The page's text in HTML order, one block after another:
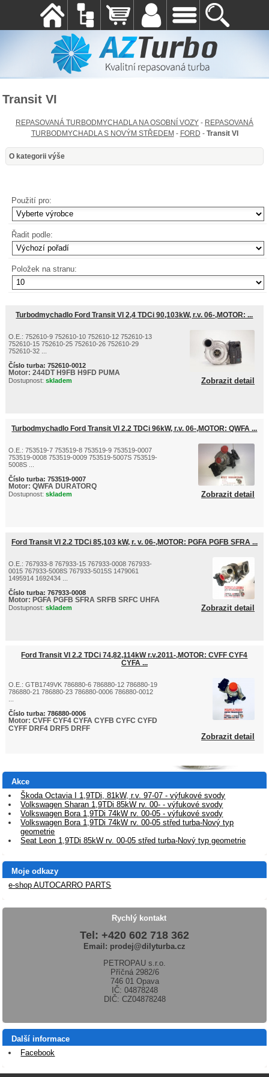
Transit VI
REPASOVANÁ TURBODMYCHADLA NA OSOBNÍ VOZY - REPASOVANÁ
TURBODMYCHADLA S NOVÝM STŘEDEM - FORD - Transit VI
O kategorii výše
Použití pro:
Řadit podle:
Položek na stranu:
Turbodmychadlo Ford Transit VI 2,4 TDCi 90,103kW, r.v. 06-,MOTOR: ...
O.E.: 752610-9 752610-10 752610-12 752610-13
752610-15 752610-25 752610-26 752610-29
752610-32 ...
Číslo turba: 752610-0012
Motor: 244DT H9FB H9FD PUMA
Dostupnost: skladem Zobrazit detail
Turbodmychadlo Ford Transit VI 2.2 TDCi 96kW, r.v. 06-,MOTOR: QWFA ...
O.E.: 753519-7 753519-8 753519-9 753519-0007
753519-0008 753519-0009 753519-5007S 753519-
5008S ...
Číslo turba: 753519-0007
Motor: QWFA DURATORQ
Dostupnost: skladem Zobrazit detail
Ford Transit VI 2.2 TDCi 85,103 kW, r. v. 06-,MOTOR: PGFA PGFB SFRA ...
O.E.: 767933-8 767933-15 767933-0008 767933-
0015 767933-5008S 767933-5015S 1479061
1495914 1692434 ...
Číslo turba: 767933-0008
Motor: PGFA PGFB SFRA SRFB SRFC UHFA
Dostupnost: skladem Zobrazit detail
Ford Transit VI 2.2 TDCi 74,82,114kW r.v.2011-,MOTOR: CVFF CYF4
CYFA ...
O.E.: GTB1749VK 786880-6 786880-12 786880-19
786880-21 786880-23 786880-0006 786880-0012
Číslo turba: 786880-0006
Motor: CVFF CYF4 CYFA CYFB CYFC CYFD
CYFF DRF4 DRF5 DRFF
Zobrazit detail
Akce
Škoda Octavia I 1,9TDi, 81kW, r.v. 97-07 - výfukové svody
Volkswagen Sharan 1,9TDi 85kW rv. 00- - výfukové svody
Volkswagen Bora 1,9TDi 74kW rv. 00-05 - výfukové svody
Volkswagen Bora 1,9TDi 74kW rv. 00-05 střed turba-Nový typ
geometrie
Seat Leon 1,9TDi 85kW rv. 00-05 střed turba-Nový typ geometrie
Moje odkazy
e-shop AUTOCARRO PARTS
Rychlý kontakt
Tel: +420 602 718 362
Email: prodej@dilyturba.cz
PETROPAU s.r.o.
Příčná 2982/6
746 01 Opava
IČ: 04878248
DIČ: CZ04878248
Další informace
Facebook